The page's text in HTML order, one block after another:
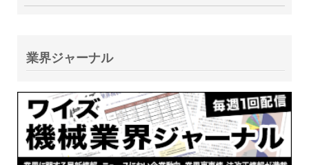
業界ジャーナル